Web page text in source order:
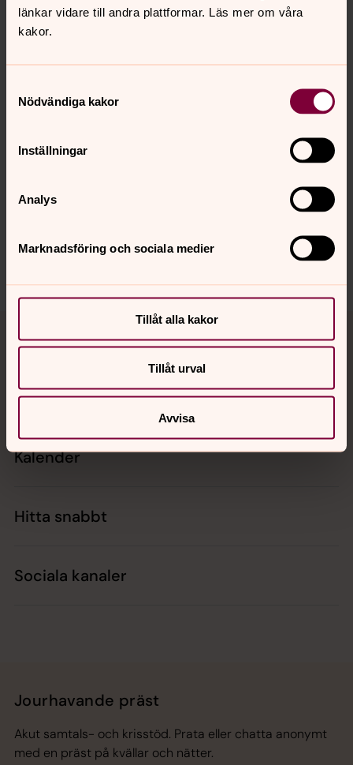
länkar vidare till andra plattformar. Läs mer om våra
kakor.
Nödvändiga kakor
Inställningar
Analys
Marknadsföring och sociala medier
Tillåt alla kakor
Tillåt urval
Avvisa
Baltaksmässan
Välkommen du som tvivlar, du som söker, längtar,
Senast ändrad 22 juni 2026
Kontakt
Kalender
Hitta snabbt
Sociala kanaler
Jourhavande präst
Akut samtals- och krisstöd. Prata eller chatta anonymt
med en präst på kvällar och nätter.